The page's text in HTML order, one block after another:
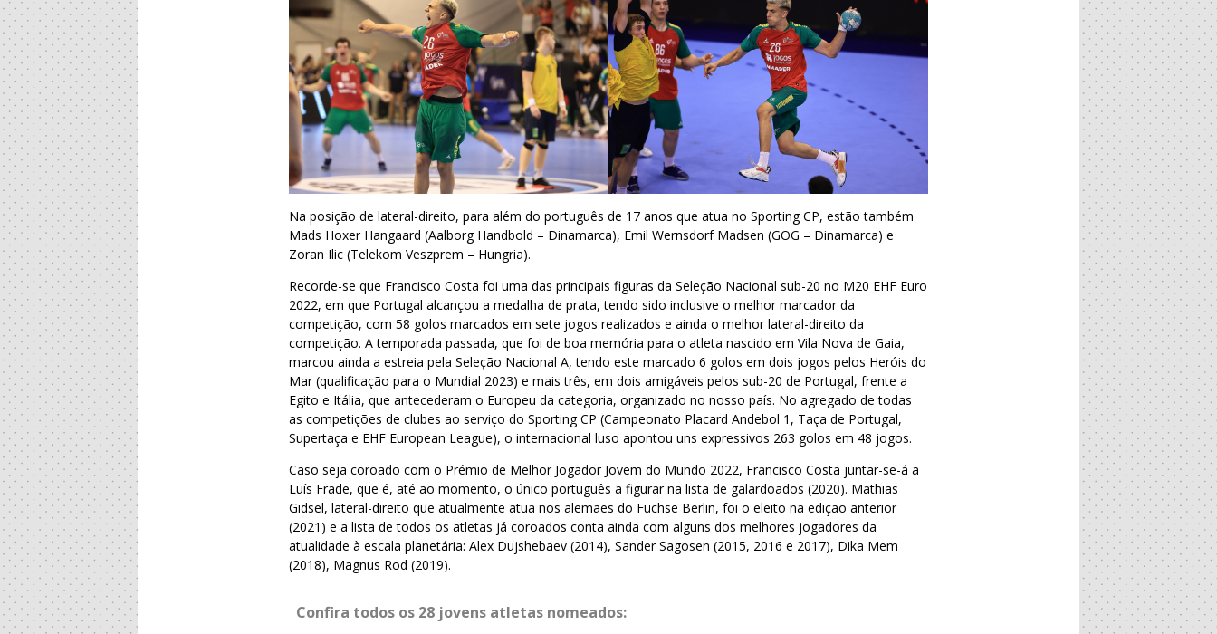
Na posição de lateral-direito, para além do português de 17 anos que atua no Sporting CP, estão também
Mads Hoxer Hangaard (Aalborg Handbold – Dinamarca), Emil Wernsdorf Madsen (GOG – Dinamarca) e
Zoran Ilic (Telekom Veszprem – Hungria).
Recorde-se que Francisco Costa foi uma das principais figuras da Seleção Nacional sub-20 no M20 EHF Euro
2022, em que Portugal alcançou a medalha de prata, tendo sido inclusive o melhor marcador da
competição, com 58 golos marcados em sete jogos realizados e ainda o melhor lateral-direito da
competição. A temporada passada, que foi de boa memória para o atleta nascido em Vila Nova de Gaia,
marcou ainda a estreia pela Seleção Nacional A, tendo este marcado 6 golos em dois jogos pelos Heróis do
Mar (qualificação para o Mundial 2023) e mais três, em dois amigáveis pelos sub-20 de Portugal, frente a
Egito e Itália, que antecederam o Europeu da categoria, organizado no nosso país. No agregado de todas
as competições de clubes ao serviço do Sporting CP (Campeonato Placard Andebol 1, Taça de Portugal,
Supertaça e EHF European League), o internacional luso apontou uns expressivos 263 golos em 48 jogos.
Caso seja coroado com o Prémio de Melhor Jogador Jovem do Mundo 2022, Francisco Costa juntar-se-á a
Luís Frade, que é, até ao momento, o único português a figurar na lista de galardoados (2020). Mathias
Gidsel, lateral-direito que atualmente atua nos alemães do Füchse Berlin, foi o eleito na edição anterior
(2021) e a lista de todos os atletas já coroados conta ainda com alguns dos melhores jogadores da
atualidade à escala planetária: Alex Dujshebaev (2014), Sander Sagosen (2015, 2016 e 2017), Dika Mem
(2018), Magnus Rod (2019).
Confira todos os 28 jovens atletas nomeados: